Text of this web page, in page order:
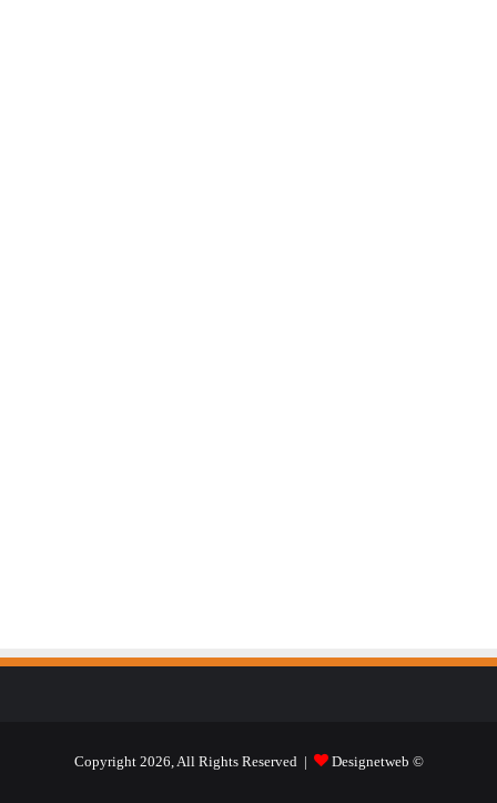
© Copyright 2026, All Rights Reserved |
Designetweb